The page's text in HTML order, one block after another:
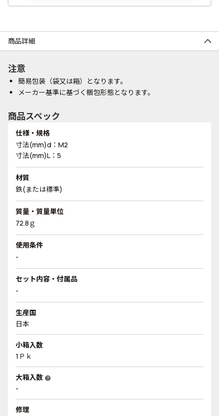
商品詳細
注意
簡易包装（袋又は箱）となります。
メーカー基準に基づく梱包形態となります。
商品スペック
仕様・規格
寸法(mm)d：M2
寸法(mm)L：5
材質
鉄(または標準)
質量・質量単位
72.8ｇ
使用条件
-
セット内容・付属品
-
生産国
日本
小箱入数
1Ｐｋ
大箱入数 help
-
修理